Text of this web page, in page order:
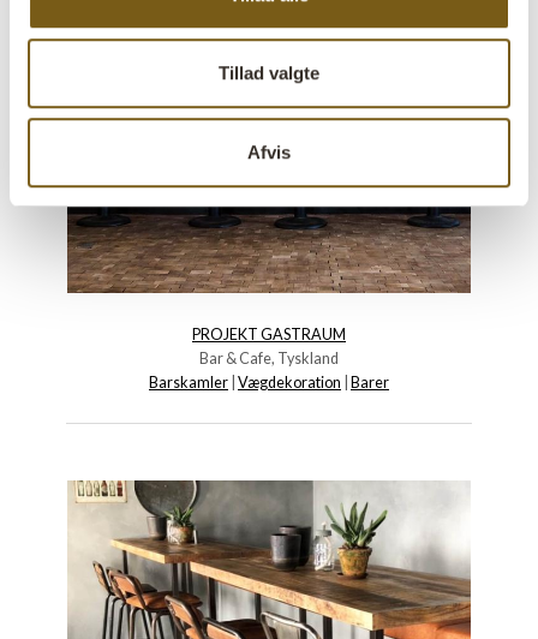
Tillad valgte
Afvis
PROJEKT GASTRAUM
Bar & Cafe, Tyskland
Barskamler Vægdekoration Barer